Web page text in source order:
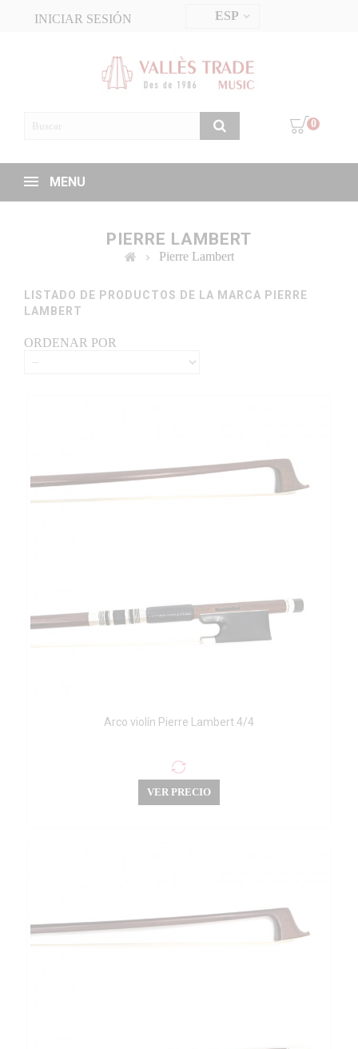
INICIAR SESIÓN ESP
0
MENU
PIERRE LAMBERT
Pierre Lambert
LISTADO DE PRODUCTOS DE LA MARCA PIERRE
LAMBERT
ORDENAR POR
Arco violín Pierre Lambert 4/4
VER PRECIO